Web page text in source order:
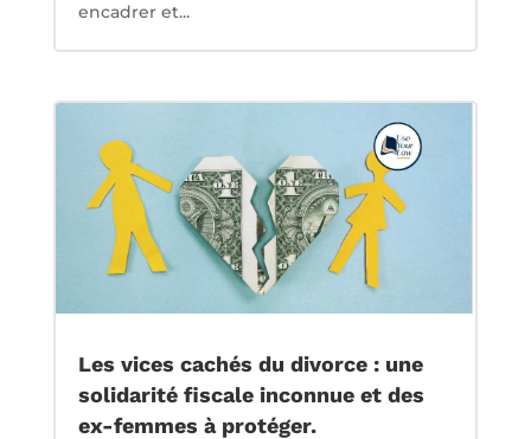
encadrer et...
Les vices cachés du divorce : une
solidarité fiscale inconnue et des
ex-femmes à protéger.